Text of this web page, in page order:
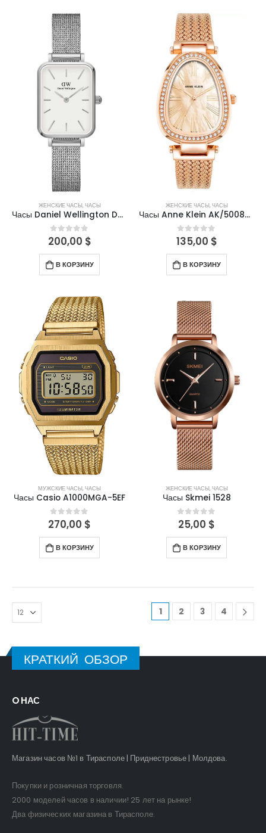
ЖЕНСКИЕ ЧАСЫ,ЧАСЫ
Часы Daniel Wellington DW00100438
0out of 5
200,00 $
В КОРЗИНУ
ЖЕНСКИЕ ЧАСЫ,ЧАСЫ
Часы Anne Klein AK/5008PMRG
0out of 5
135,00 $
В КОРЗИНУ
МУЖСКИЕ ЧАСЫ,ЧАСЫ
Часы Casio A1000MGA-5EF
0out of 5
270,00 $
В КОРЗИНУ
ЖЕНСКИЕ ЧАСЫ,ЧАСЫ
Часы Skmei 1528
0out of 5
25,00 $
В КОРЗИНУ
1 2 3 4
КРАТКИЙ ОБЗОР
O НАС
Магазин часов №1 в Тирасполе | Приднестровье | Молдова.
Покупки и розничная торговля.
2000 моделей часов в наличии! 25 лет на рынке!
Два физических магазина в Тирасполе.